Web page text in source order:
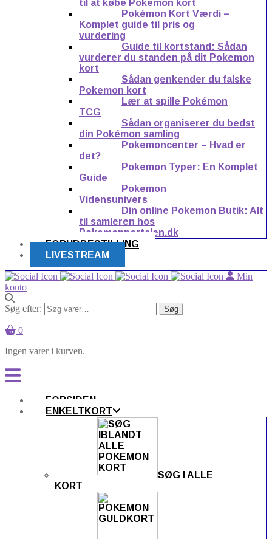
til at købe Pokemon kort
Pokémon Kort Værdi –
Komplet guide til pris og
vurdering
Guide til kortstand: Sådan
vurderer du standen på dit Pokemon
kort
Sådan genkender du falske
Pokemon kort
Lær at spille Pokémon
TCG
Sådan organiserer du bedst
din Pokémon samling
Pokemoncenter – Hvad er
det?
Pokemon Typer: En Komplet
Guide
Pokemon
Vidensunivers
Din online Pokemon Butik: Alt
til samleren hos
Pokemonportalen.dk
FORUDBESTILLING
LIVESTREAM
Min
konto
Søg efter: Søg
0
Ingen varer i kurven.
FORSIDEN
ENKELTKORT
SØG I ALLE
KORT